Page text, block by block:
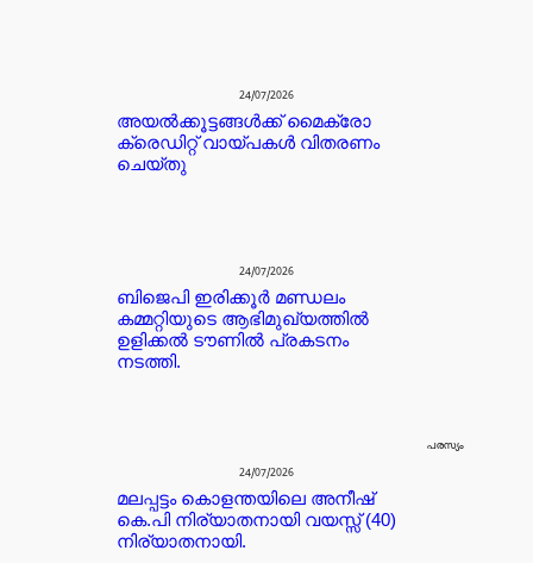
24/07/2026
അയൽക്കൂട്ടങ്ങൾക്ക് മൈക്രോ
ക്രെഡിറ്റ്‌ വായ്പകൾ വിതരണം
ചെയ്തു
24/07/2026
ബിജെപി ഇരിക്കൂർ മണ്ഡലം
കമ്മറ്റിയുടെ ആഭിമുഖ്യത്തിൽ
ഉളിക്കൽ ടൗണിൽ പ്രകടനം
നടത്തി.
പരസ്യം
24/07/2026
മലപ്പട്ടം കൊളന്തയിലെ അനീഷ്
കെ.പി നിര്യാതനായി വയസ്സ് (40)
നിര്യാതനായി.